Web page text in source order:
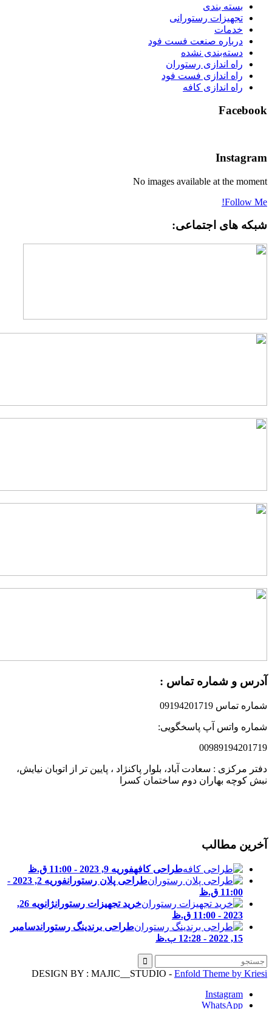
بسته بندی
تجهیزات رستورانی
خدمات
درباره صنعت فست فود
دسته‌بندی نشده
راه اندازی رستوران
راه اندازی فست فود
راه اندازی کافه
No images available at the
Follow
های اجتماعی:
و شماره تماس :
تماس 09194201719
واتس آپ پاسخگویی:
مرکزی : سعادت آباد، بلوار پاکنژاد ، پایین تر از اتوبان نیایش،
کوچه بهاران دوم ساختمان کسرا
مطالب
طراحی کافهفوریه 9, 2023 - 11:00 ق.ظ
طراحی پلان رستوران
فوریه 2, 2023 -
11:00 ق.ظ
خرید تجهیزات رستوران
ژانویه 26,
2023 - 11:00 ق.ظ
طراحی برندینگ رستوران دسامبر
15, 2022 - 12:28 ب.ظ
DESIGN BY : MAJIC__STUDIO -Enfold Theme by
Instagram
WhatsApp